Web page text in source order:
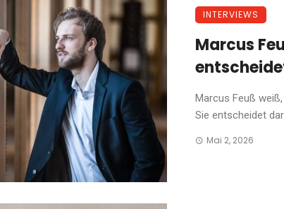
INTERVIEWS
Marcus
Marcus Feuß
Sie entscheidet
Mai 2, 2026